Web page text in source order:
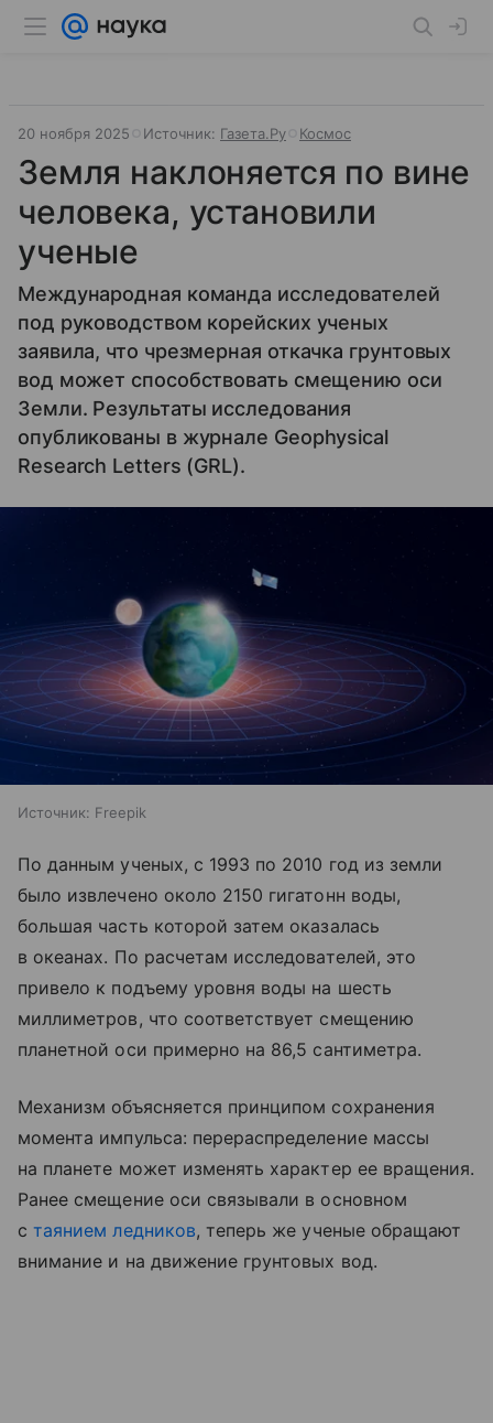
20 ноября 2025 Источник: Газета.Ру Космос
Земля наклоняется по вине
человека, установили
ученые
Международная команда исследователей
под руководством корейских ученых
заявила, что чрезмерная откачка грунтовых
вод может способствовать смещению оси
Земли. Результаты исследования
опубликованы в журнале Geophysical
Research Letters (GRL).
Источник: Freepik
По данным ученых, с 1993 по 2010 год из земли
было извлечено около 2150 гигатонн воды,
большая часть которой затем оказалась
в океанах. По расчетам исследователей, это
привело к подъему уровня воды на шесть
миллиметров, что соответствует смещению
планетной оси примерно на 86,5 сантиметра.
Механизм объясняется принципом сохранения
момента импульса: перераспределение массы
на планете может изменять характер ее вращения.
Ранее смещение оси связывали в основном
стаянием ледников, теперь же ученые обращают
внимание и на движение грунтовых вод.